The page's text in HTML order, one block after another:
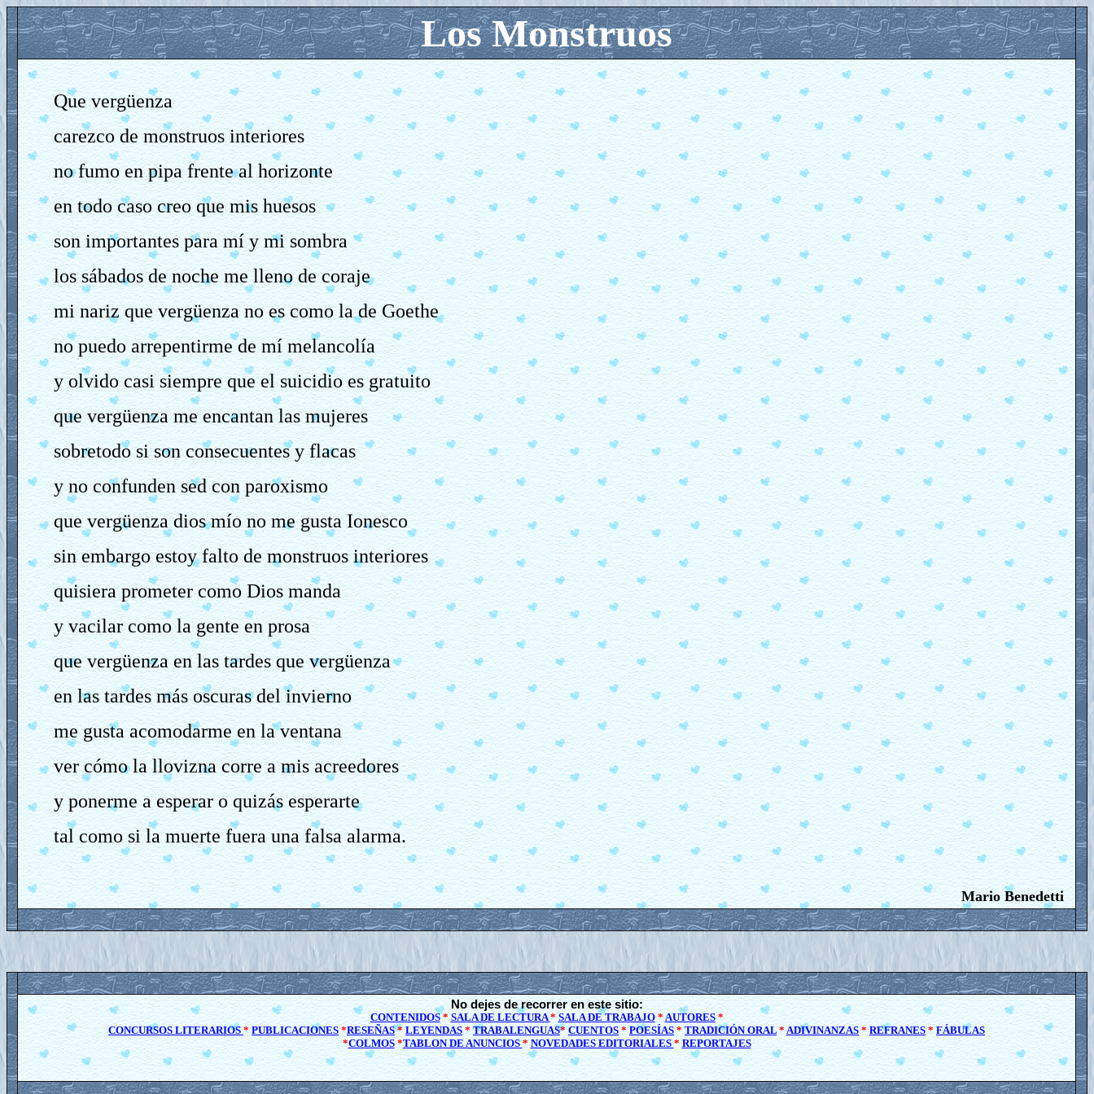
Los Monstruos
Que vergüenza
carezco de monstruos interiores
no fumo en pipa frente al horizonte
en todo caso creo que mis huesos
son importantes para mí y mi sombra
los sábados de noche me lleno de coraje
mi nariz que vergüenza no es como la de Goethe
no puedo arrepentirme de mí melancolía
y olvido casi siempre que el suicidio es gratuito
que vergüenza me encantan las mujeres
sobretodo si son consecuentes y flacas
y no confunden sed con paroxismo
que vergüenza dios mío no me gusta Ionesco
sin embargo estoy falto de monstruos interiores
quisiera prometer como Dios manda
y vacilar como la gente en prosa
que vergüenza en las tardes que vergüenza
en las tardes más oscuras del invierno
me gusta acomodarme en la ventana
ver cómo la llovizna corre a mis acreedores
y ponerme a esperar o quizás esperarte
tal como si la muerte fuera una falsa alarma.
Mario Benedetti
No dejes de recorrer en este sitio:
CONTENIDOS*SALA DE LECTURA*SALA DE TRABAJO*AUTORES*
CONCURSOS LITERARIOS*PUBLICACIONES*RESEÑAS*LEYENDAS*TRABALENGUAS*CUENTOS*POESÍAS* TRADICIÓN ORAL*ADIVINANZAS*REFRANES*FÁBULAS
*COLMOS*TABLON DE ANUNCIOS* NOVEDADES EDITORIALES*REPORTAJES